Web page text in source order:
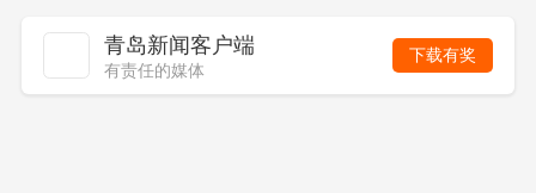
青岛新闻客户端
有责任的媒体
下载有奖